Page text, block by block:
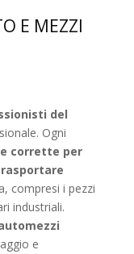
E MEZZI
del
Ogni
corrette per
compresi i pezzi
industriali.
e